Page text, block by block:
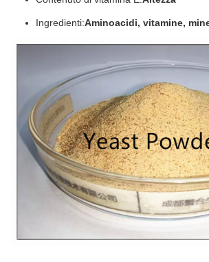
Ingredienti:Aminoacidi, vitamine,